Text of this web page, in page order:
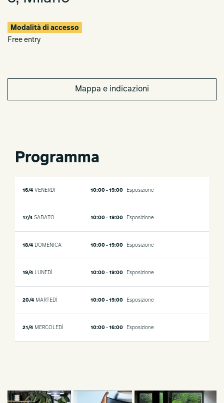
Modalità di accesso
Free entry
Mappa e indicazioni
Programma
16/4 VENERDÌ 10:00 - 19:00 Esposizione
17/4 SABATO 10:00 - 19:00 Esposizione
18/4 DOMENICA 10:00 - 19:00 Esposizione
19/4 LUNEDÌ 10:00 - 19:00 Esposizione
20/4 MARTEDÌ 10:00 - 19:00 Esposizione
21/4 MERCOLEDÌ 10:00 - 16:00 Esposizione